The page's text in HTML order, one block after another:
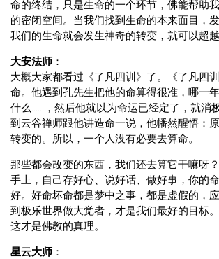
命的终结，只是生命的一个环节，佛能帮助
的密闭空间。当我们找到生命的本来面目，
我们的生命就会发生神奇的转变，就可以超越
大安法师 ：
大概大家都看过《了凡四训》了。《了凡四
命。他遇到孔先生把他的命算得很准，哪一
什么……，然后他就以为命运已经定了，就消
到云谷禅师跟他讲造命一说，他幡然醒悟：
转变的。所以，一个人没有必要去算命。
那些都会改变的东西，我们还去算它干嘛呀
手上，自己存好心、说好话、做好事，你的
好。好命坏命都是梦中之事，都是虚假的，
到极乐世界做大觉者，才是我们最好的目标
这才是佛教的真理。
星云大师 ：